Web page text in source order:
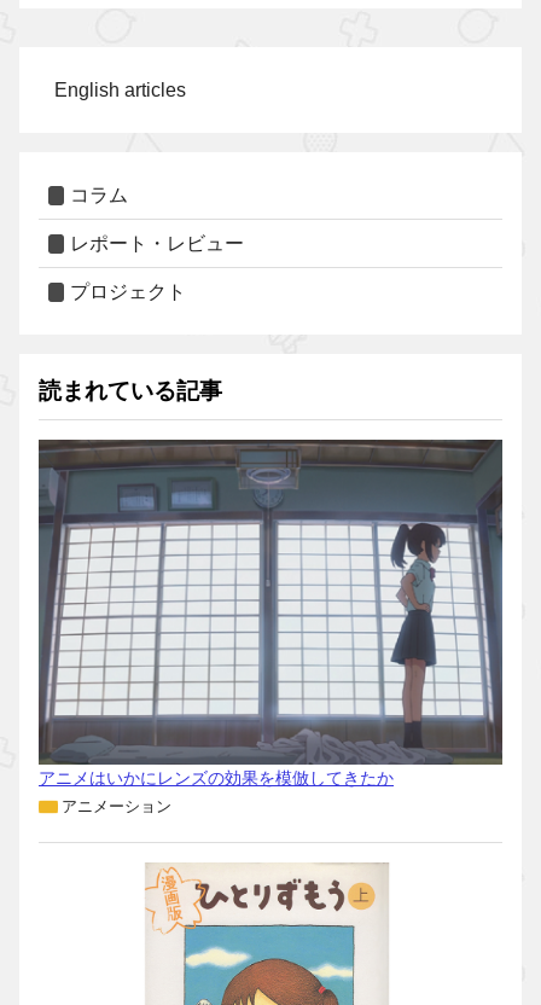
English articles
コラム
レポート・レビュー
プロジェクト
読まれている記事
アニメはいかにレンズの効果を模倣してきたか
アニメーション